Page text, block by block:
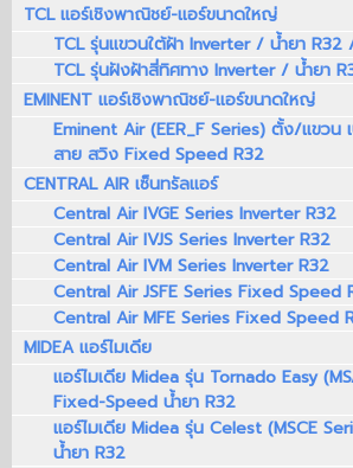
TCL แอร์เชิงพาณิชย์-แอร์ขนาดใหญ่
TCL รุ่นแขวนใต้ฝ้า Inverter / น้ำยา R32
TCL รุ่นฝังฝ้าสี่ทิศทาง Inverter / น้ำยา
EMINENT แอร์เชิงพาณิชย์-แอร์ขนาดใหญ่
Eminent Air (EER_F Series) ตั้ง/แขวน
สาย สวิง Fixed Speed R32
CENTRAL AIR เซ็นทรัลแอร์
Central Air IVGE Series Inverter R32
Central Air IVJS Series Inverter R32
Central Air IVM Series Inverter R32
Central Air JSFE Series Fixed Speed
Central Air MFE Series Fixed Speed
MIDEA แอร์ไมเดีย
แอร์ไมเดีย Midea รุ่น Tornado Easy
Fixed-Speed น้ำยา R32
แอร์ไมเดีย Midea รุ่น Celest (MSCE
น้ำยา R32